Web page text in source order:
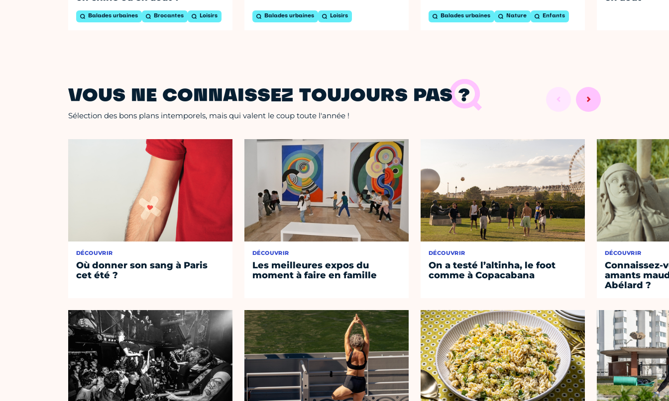
Balades urbaines Brocantes Loisirs Balades urbaines Loisirs Balades urbaines Nature Enfants
VOUS NE CONNAISSEZ TOUJOURS PAS ?
Sélection des bons plans intemporels, mais qui valent le coup toute l'année !
DÉCOUVRIR
Où donner son sang à Paris
cet été ?
DÉCOUVRIR
Les meilleures expos du
moment à faire en famille
DÉCOUVRIR
On a testé l’altinha, le foot
comme à Copacabana
DÉCOUVRIR
Connaissez-
amants
Abélard ?